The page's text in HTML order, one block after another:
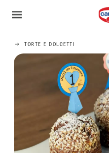
TORTE E DOLCETTI